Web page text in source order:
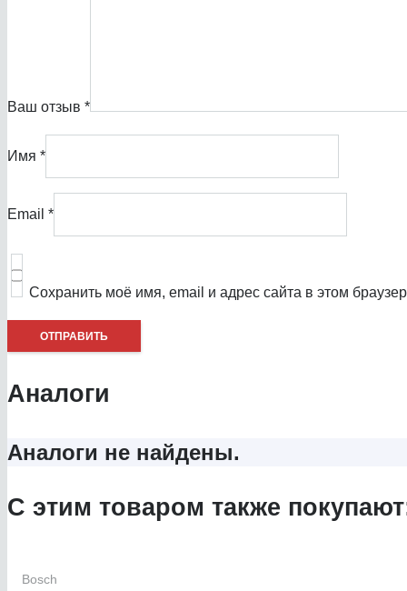
Ваш отзыв *
Имя *
Email *
Сохранить моё имя, email и адрес сайта в этом
Аналоги
Аналоги не найдены.
С этим товаром также
Bosch